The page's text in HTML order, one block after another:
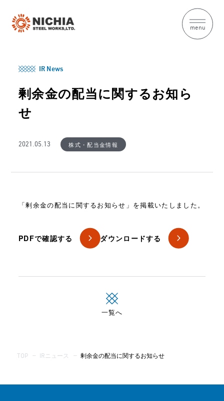
menu
IR News
剰余金の配当に関するお知ら
せ
2021.05.13 株式・配当金情報
「剰余金の配当に関するお知らせ」を掲載いたしました。
PDFで確認する ダウンロードする
一覧へ
TOP — IRニュース — 剰余金の配当に関するお知らせ